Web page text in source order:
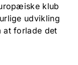
klub
udvikling
at forlade det